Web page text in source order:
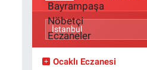
Ocaklı Eczanesi